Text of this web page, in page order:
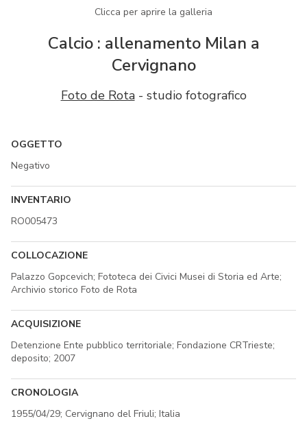
Clicca per aprire la galleria
Calcio : allenamento Milan a
Cervignano
Foto de Rota- studio fotografico
OGGETTO
Negativo
INVENTARIO
RO005473
COLLOCAZIONE
Palazzo Gopcevich; Fototeca dei Civici Musei di Storia ed Arte;
Archivio storico Foto de Rota
ACQUISIZIONE
Detenzione Ente pubblico territoriale; Fondazione CRTrieste;
deposito; 2007
CRONOLOGIA
1955/04/29; Cervignano del Friuli; Italia